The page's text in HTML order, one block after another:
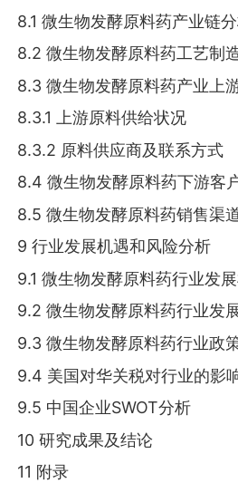
8.1 微生物发酵原料药产业链
8.2 微生物发酵原料药工艺制
8.3 微生物发酵原料药产业上
8.3.1 上游原料供给状况
8.3.2 原料供应商及联系方式
8.4 微生物发酵原料药下游客
8.5 微生物发酵原料药销售渠
9 行业发展机遇和风险分析
9.1 微生物发酵原料药行业发
9.2 微生物发酵原料药行业发
9.3 微生物发酵原料药行业政
9.4 美国对华关税对行业的影
9.5 中国企业SWOT分析
10 研究成果及结论
11 附录